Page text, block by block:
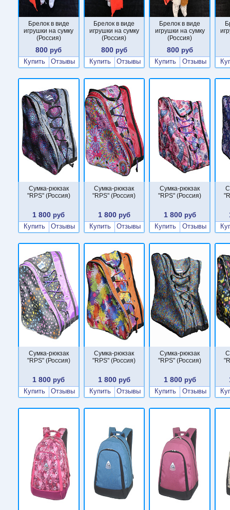
Брелок в виде
игрушки на сумку
(Россия)
800 руб
Купить
Отзывы
Брелок в виде
игрушки на сумку
(Россия)
800 руб
Купить
Отзывы
Брелок в виде
игрушки на сумку
(Россия)
800руб
Купить
Отзывы
Сумка-рюкзак
"RPS" (Россия)
1 800 руб
Купить
Отзывы
Сумка-рюкзак
"RPS" (Россия)
1 800 руб
Купить
Отзывы
Сумка-рюкзак
"RPS" (Россия)
1 800руб
Купить
Отзывы
Сумка-рюкзак
"RPS" (Россия)
1 800 руб
Купить
Отзывы
Сумка-рюкзак
"RPS" (Россия)
1 800 руб
Купить
Отзывы
Сумка-рюкзак
"RPS" (Россия)
1 800руб
Купить
Отзывы